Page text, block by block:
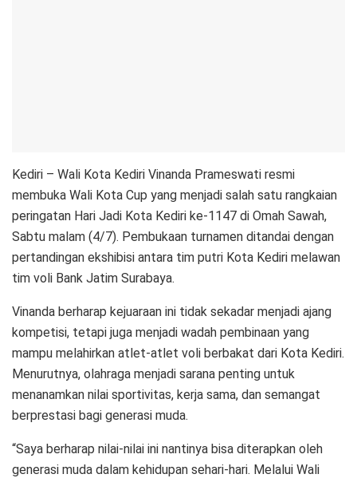
Kediri – Wali Kota Kediri Vinanda Prameswati resmi
membuka Wali Kota Cup yang menjadi salah satu rangkaian
peringatan Hari Jadi Kota Kediri ke-1147 di Omah Sawah,
Sabtu malam (4/7). Pembukaan turnamen ditandai dengan
pertandingan ekshibisi antara tim putri Kota Kediri melawan
tim voli Bank Jatim Surabaya.
Vinanda berharap kejuaraan ini tidak sekadar menjadi ajang
kompetisi, tetapi juga menjadi wadah pembinaan yang
mampu melahirkan atlet-atlet voli berbakat dari Kota Kediri.
Menurutnya, olahraga menjadi sarana penting untuk
menanamkan nilai sportivitas, kerja sama, dan semangat
berprestasi bagi generasi muda.
“Saya berharap nilai-nilai ini nantinya bisa diterapkan oleh
generasi muda dalam kehidupan sehari-hari. Melalui Wali